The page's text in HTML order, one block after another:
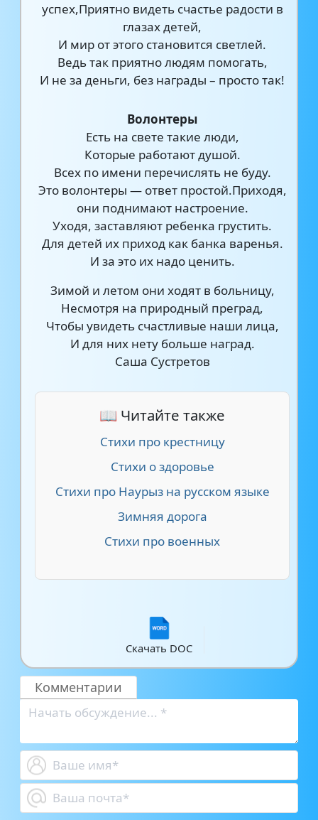
успех,Приятно видеть счастье радости в
глазах детей,
И мир от этого становится светлей.
Ведь так приятно людям помогать,
И не за деньги, без награды – просто так!
Волонтеры
Есть на свете такие люди,
Которые работают душой.
Всех по имени перечислять не буду.
Это волонтеры — ответ простой.Приходя,
они поднимают настроение.
Уходя, заставляют ребенка грустить.
Для детей их приход как банка варенья.
И за это их надо ценить.
Зимой и летом они ходят в больницу,
Несмотря на природный преград,
Чтобы увидеть счастливые наши лица,
И для них нету больше наград.
Саша Сустретов
📖 Читайте также
Стихи про крестницу
Стихи о здоровье
Стихи про Наурыз на русском языке
Зимняя дорога
Стихи про военных
Скачать DOC
Комментарии